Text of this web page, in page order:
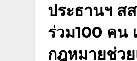
ประธานฯ ส
ร่วม100 คน
กฎหมายช่วย